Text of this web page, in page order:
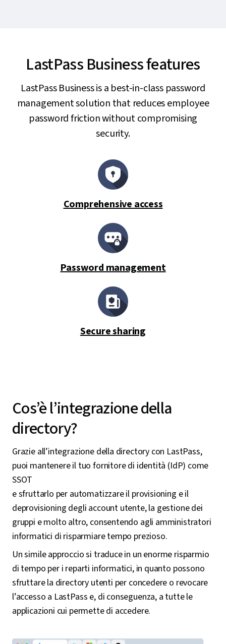
LastPass Business features
LastPass Business is a best-in-class password
management solution that reduces employee
password friction without compromising
security.
Comprehensive access
Password management
Secure sharing
Cos’è l’integrazione della
directory?
Grazie all’integrazione della directory con LastPass,
puoi mantenere il tuo fornitore di identità (IdP) come
SSOT
e sfruttarlo per automatizzare il provisioning e il
deprovisioning degli account utente, la gestione dei
gruppi e molto altro, consentendo agli amministratori
informatici di risparmiare tempo prezioso.
Un simile approccio si traduce in un enorme risparmio
di tempo per i reparti informatici, in quanto possono
sfruttare la directory utenti per concedere o revocare
l’accesso a LastPass e, di conseguenza, a tutte le
applicazioni cui permette di accedere.